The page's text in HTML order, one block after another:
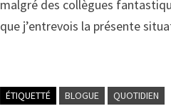
malgré des collègues
que j’entrevois la présente
ÉTIQUETTÉ BLOGUE QUOTIDIEN